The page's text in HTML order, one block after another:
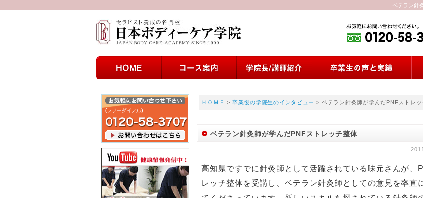
ベテラン針
ＨＯＭＥ > 卒業後の学院生のインタビュー > ベテラン針灸師が学んだPNFストレッ
ベテラン針灸師が学んだPNFストレッチ整体
高知県ですでに針灸師として活躍されている味元さんが、
レッチ整体を受講し、ベテラン針灸師としての意見を率直